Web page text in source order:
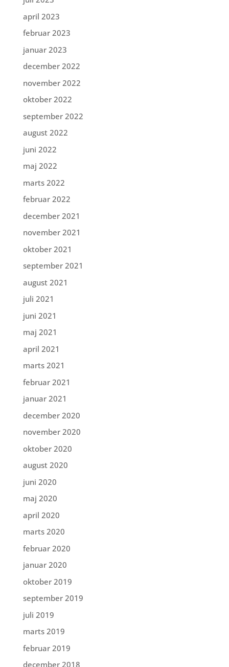
april 2023
februar 2023
januar 2023
december 2022
november 2022
oktober 2022
september 2022
august 2022
juni 2022
maj 2022
marts 2022
februar 2022
december 2021
november 2021
oktober 2021
september 2021
august 2021
juli 2021
juni 2021
maj 2021
april 2021
marts 2021
februar 2021
januar 2021
december 2020
november 2020
oktober 2020
august 2020
juni 2020
maj 2020
april 2020
marts 2020
februar 2020
januar 2020
oktober 2019
september 2019
juli 2019
marts 2019
februar 2019
december 2018